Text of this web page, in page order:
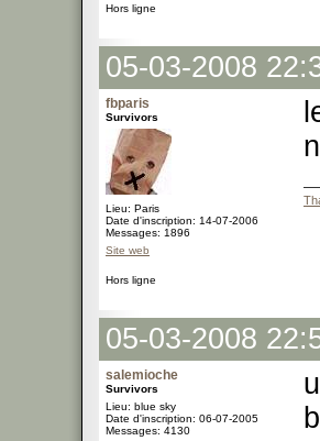
Hors ligne
05-03-2008
fbparis
Survivors
Lieu: Paris
Date d'inscription: 14-07-2006
Messages: 1896
Site web
Hors ligne
05-03-2008
salemioche
Survivors
Lieu: blue sky
Date d'inscription: 06-07-2005
Messages: 4130